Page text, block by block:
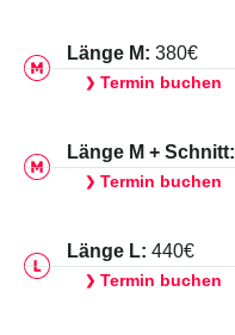
Länge M: 380€
❯ Termin buchen
Länge M + Schnitt:
❯ Termin buchen
Länge L: 440€
❯ Termin buchen